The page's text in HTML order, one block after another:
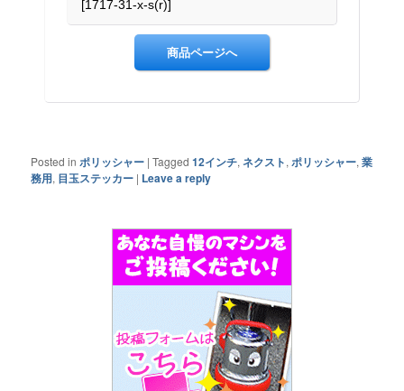
Posted in ポリッシャー |Tagged 12インチ,ネクスト, ポリッシャー,業
務用, 目玉ステッカー | Leave a reply